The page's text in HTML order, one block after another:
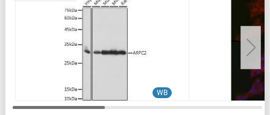
WB